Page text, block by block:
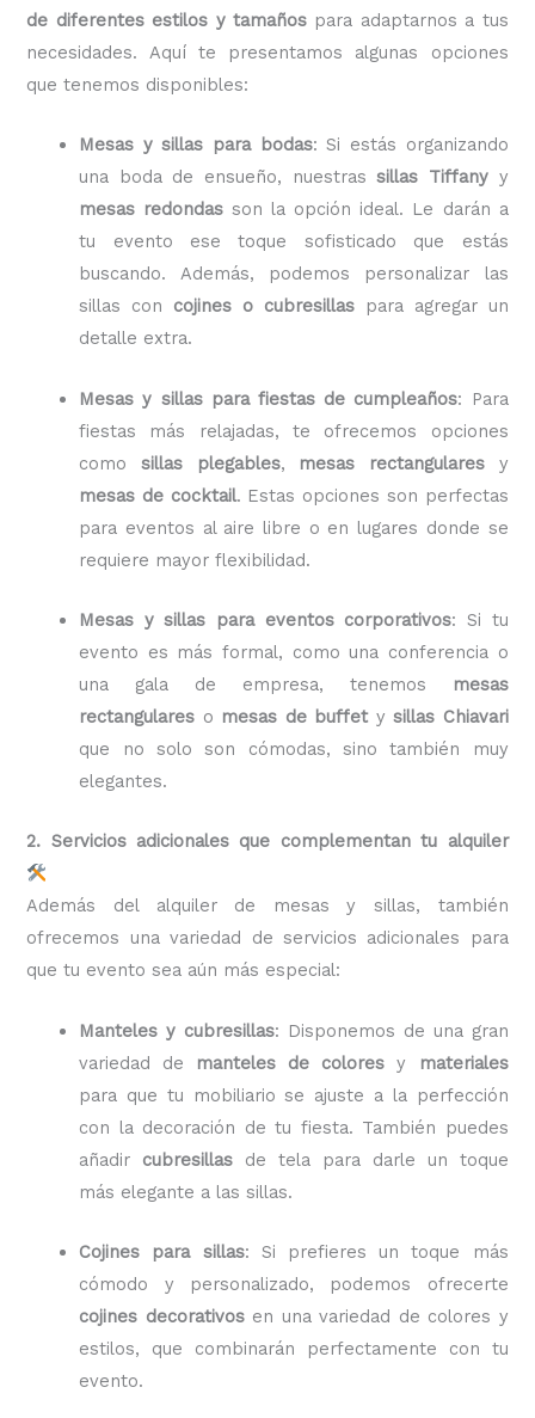
de diferentes estilos y tamaños para adaptarnos a tus
necesidades. Aquí te presentamos algunas opciones
que tenemos disponibles:
Mesas y sillas para bodas: Si estás organizando
una boda de ensueño, nuestrassillas Tiffanyy
mesas redondas son la opción ideal. Le darán a
tu evento ese toque sofisticado que estás
buscando. Además, podemos personalizar las
sillas con cojines o cubresillaspara agregar un
detalle extra.
Mesas y sillas para fiestas de cumpleaños: Para
fiestas más relajadas, te ofrecemos opciones
como sillas plegables, mesas rectangularesy
mesas de cocktail. Estas opciones son perfectas
para eventos al aire libre o en lugares donde se
requiere mayor flexibilidad.
Mesas y sillas para eventos corporativos: Si tu
evento es más formal, como una conferencia o
una gala de empresa, tenemos
mesas
rectangulares o mesas de buffetysillas Chiavari
que no solo son cómodas, sino también muy
elegantes.
2. Servicios adicionales que complementan tu alquiler
Además del alquiler de mesas y sillas, también
ofrecemos una variedad de servicios adicionales para
que tu evento sea aún más especial:
Manteles y cubresillas: Disponemos de una gran
variedad de manteles de colores y
materiales
para que tu mobiliario se ajuste a la perfección
con la decoración de tu fiesta. También puedes
añadir cubresillas de tela para darle un toque
más elegante a las sillas.
Cojines para sillas: Si prefieres un toque más
cómodo y personalizado, podemos ofrecerte
cojines decorativosen una variedad de colores y
estilos, que combinarán perfectamente con tu
evento.